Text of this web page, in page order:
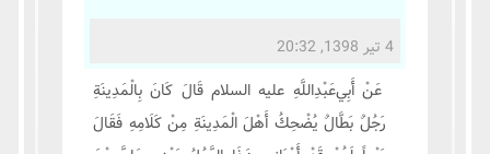
4 تیر 1398, 20:32
عَنْ أَبِي‌عَبْدِ‌اللَّهِ علیه السلام قَالَ كَانَ بِالْمَدِينَةِ
رَجُلٌ بَطَّالٌ يُضْحِكُ أَهْلَ الْمَدِينَةِ مِنْ كَلَامِهِ فَقَالَ